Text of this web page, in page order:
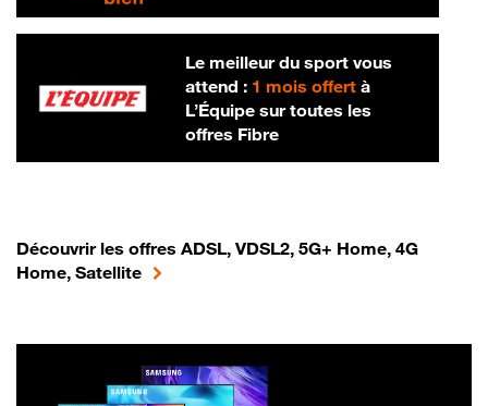
Le meilleur du sport vous
attend : 1 mois offertà
L’Équipe sur toutes les
offres Fibre
Découvrir les offres ADSL, VDSL2, 5G+ Home, 4G
Home, Satellite